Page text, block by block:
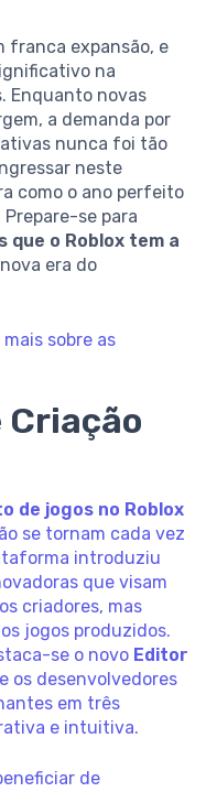
franca expansão, e
na
Enquanto novas
a demanda por
nunca foi tão
neste
como o ano perfeito
se para
que o Roblox tem a
era do
sobre as
de jogos no Roblox
se tornam cada vez
introduziu
que visam
criadores, mas
jogos produzidos.
se o novo Editor
os desenvolvedores
em três
e intuitiva.
de